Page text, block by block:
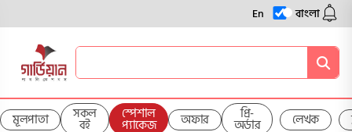
En বাংলা
মূলপাতা সকল
বই
স্পেশাল
প্যাকেজ অফার প্রি-
অর্ডার লেখক